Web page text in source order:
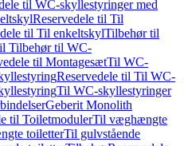
til WC-skyllestyringer med
Reservedele til Til
til Til enkeltskylTilbehør til
Tilbehør til WC-
til MontagesætTil WC-
Reservedele til Til WC-
Til WC-skyllestyringer
Geberit Monolith
til ToiletmodulerTil væghængte
toiletterTil gulvstående